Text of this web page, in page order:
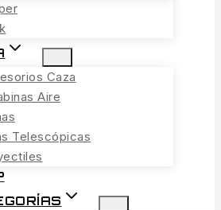
Caza
Aire
Telescópicas